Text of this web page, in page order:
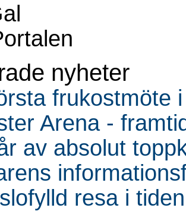
nyheter
frukostmöte
Arena -
av absolut
resa i tiden